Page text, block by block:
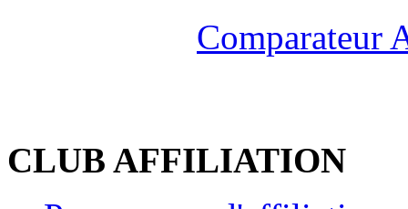
Comparateur
CLUB AFFILIATION